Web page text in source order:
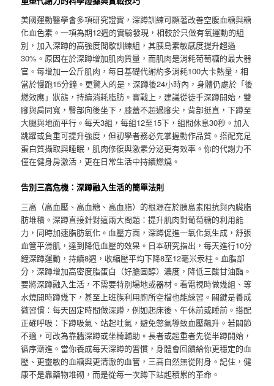
美國運動醫學會多項研究證實，深蹲訓練可顯著改善空腹血糖與糖
化血色素。一項為期12週的實驗發現，相較於只做有氧運動的組
別，加入深蹲的高強度間歇訓練組，其胰島素敏感度提升超過
30%。原因在於深蹲增加肌肉質量，而肌肉是消耗葡萄糖的最大器
官。每增加一公斤肌肉，每日基礎代謝約多消耗100大卡熱量，相
當於慢跑15分鐘。更驚人的是，深蹲後24小時內，身體仍處於「後
燃效應」狀態，持續消耗脂肪。實戰上，建議從徒手深蹲開始，雙
腳與肩同寬，臀部向後坐下，膝蓋不超過腳尖，背部挺直，下蹲至
大腿與地面平行。每天3組，每組12至15下，組間休息30秒。加入
跳躍或負重可提升強度，但初學者務必先掌握動作品質。搭配充足
蛋白質攝取與睡眠，肌肉修復與激素分泌更有效率。你的代謝力不
僅在健身房激活，更在日常生活中持續燃燒。
告別三高危機：深蹲融入生活的簡單法則
三高（高血壓、高血糖、高血脂）的根源在於胰島素阻抗與內臟脂
肪堆積。深蹲直接針對這兩大問題：提升肌肉對葡萄糖的利用能
力，同時加速脂肪氧化。血壓方面，深蹲促進一氧化氮生成，舒張
血管平滑肌，達到降低血壓的效果。日本研究指出，每天進行10分
鐘深蹲運動，持續8週，收縮壓平均下降8至12毫米汞柱。血脂部
分，深蹲增加高密度脂蛋白（好膽固醇）濃度，降低三酸甘油酯。
要將深蹲融入生活，不需要特別場地或器材。看電視時做幾組、等
水燒開時蹲幾下，甚至上班族利用廁所空檔也能練習。關鍵是養成
微習慣：每天固定時間做深蹲，例如起床後、午休前或睡前。搭配
正確呼吸：下蹲吸氣、站起吐氣，避免憋氣導致血壓飆升。若關節
不適，可改為靠牆深蹲或坐椅輔助。長者或超重者先從半蹲開始，
循序漸進。當你養成每天深蹲的習慣，身體會回饋給你更穩定的血
壓、更靈敏的血糖與更清澈的血管，三高自然無從附身。記住，健
康不是靠藥物堆砌，而是從每一次蹲下站起積累的革命。